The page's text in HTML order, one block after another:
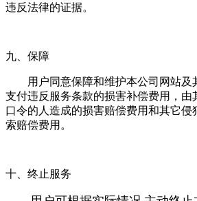
违反法律的证据。
九、保障
用户同意保障和维护本公司网站及
支付违反服务条款的损害补偿费用，由
口令的人造成的损害赔偿费用和其它侵
索赔偿费用。
十、终止服务